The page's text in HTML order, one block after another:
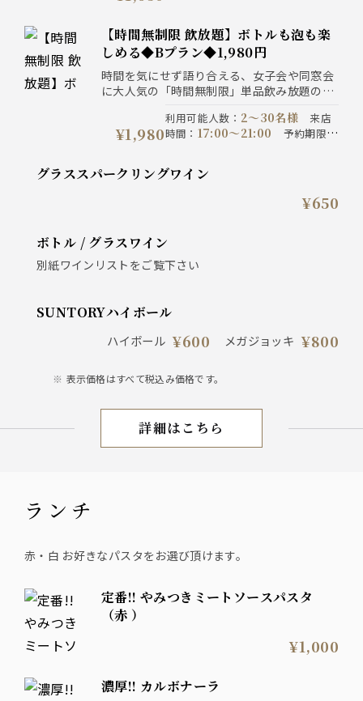
文いただけます。ース開催期間： 注意事項 ：
土曜祝日のご予約は2日前にご予
約をお願い致します。 当店はサ
ービス料、テーブルチャージ等は
頂きません。 2名様からお承り
ます。 時間無制限飲み放題は営
業終了30分前ラストオーダーで
す。 グラス交換制となりますの
【時間無制限 飲放題】ボトルも泡も楽
しめる◆Bプラン◆1,980円
時間を気にせず語り合える、女子会や同窓会
に大人気の「時間無制限」単品飲み放題のプ
にボトルワインもスパークリングも飲み放題
なワンランク上のプランです。
製生パスタや本格ビストロ料理を自由にご注
文いただけます。
¥1,980
利用可能人数 ： 2〜30名様
来店
時間 ： 17:00〜21:00 予約期限：
土曜祝日のご予約は2日前にご予
約をお願い致します。 当店はサ
ービス料、テーブルチャージ等
ります。 時間無制限飲み放題は
です。 グラス交換制となります
グラススパークリングワイン
¥650
ボトル / グラスワイン
別紙ワインリストをご覧下さい
SUNTORYハイボール
ハイボール ¥600 メガジョッキ ¥800
表示価格はすべて税込み価格です。
おすすめドリンク
詳細はこちら
ランチ
赤・白 お好きなパスタをお選び頂けます。
定番!! やみつきミートソースパスタ
（赤 ）
¥1,000
濃厚!! カルボナーラ